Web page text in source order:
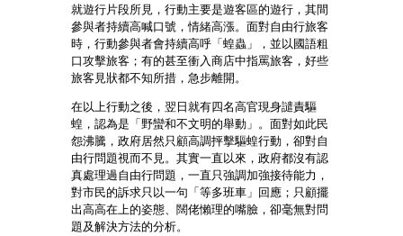
就遊行片段所見，行動主要是遊客區的遊行，其間
參與者持續高喊口號，情緒高漲。面對自由行旅客
時，行動參與者會持續高呼「蝗蟲」，並以國語粗
口攻擊旅客；有的甚至衝入商店中指罵旅客，好些
旅客見狀都不知所措，急步離開。
在以上行動之後，翌日就有四名高官現身譴責驅
蝗，認為是「野蠻和不文明的舉動」。面對如此民
怨沸騰，政府居然只顧高調抨擊驅蝗行動，卻對自
由行問題視而不見。其實一直以來，政府都沒有認
真處理過自由行問題，一直只強調加強接待能力，
對市民的訴求只以一句「等多班車」回應；只顧擺
出高高在上的姿態、闊佬懶理的嘴臉，卻毫無對問
題及解決方法的分析。